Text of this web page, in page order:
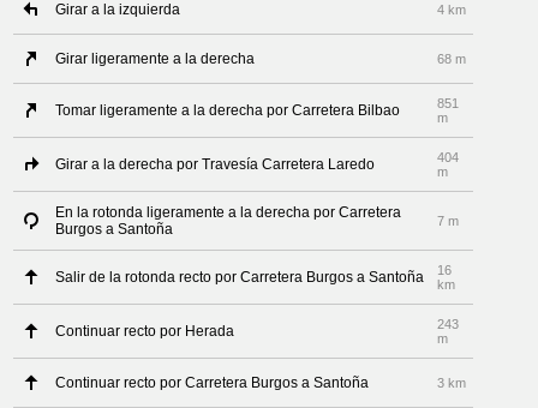
Girar a la izquierda 4 km
Girar ligeramente a la derecha 68 m
Tomar ligeramente a la derecha por Carretera Bilbao
851
m
Girar a la derecha por Travesía Carretera Laredo
404
m
En la rotonda ligeramente a la derecha por Carretera
Burgos a Santoña
7 m
Salir de la rotonda recto por Carretera Burgos a Santoña
16
km
Continuar recto por Herada
243
m
Continuar recto por Carretera Burgos a Santoña 3 km